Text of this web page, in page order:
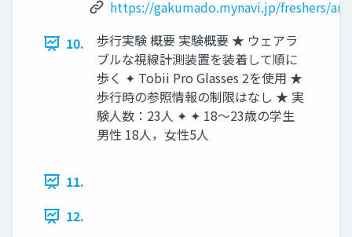
https://gakumado.mynavi.jp/freshers/
10.
歩行実験 概要 実験概要 ★ ウェアラ
ブルな視線計測装置を装着して順に
歩く ✦ Tobii Pro Glasses 2を使用 ★
歩行時の参照情報の制限はなし ★ 実
験人数：23人 ✦ ✦ 18〜23歳の学生
男性 18人，女性5人
11.
12.